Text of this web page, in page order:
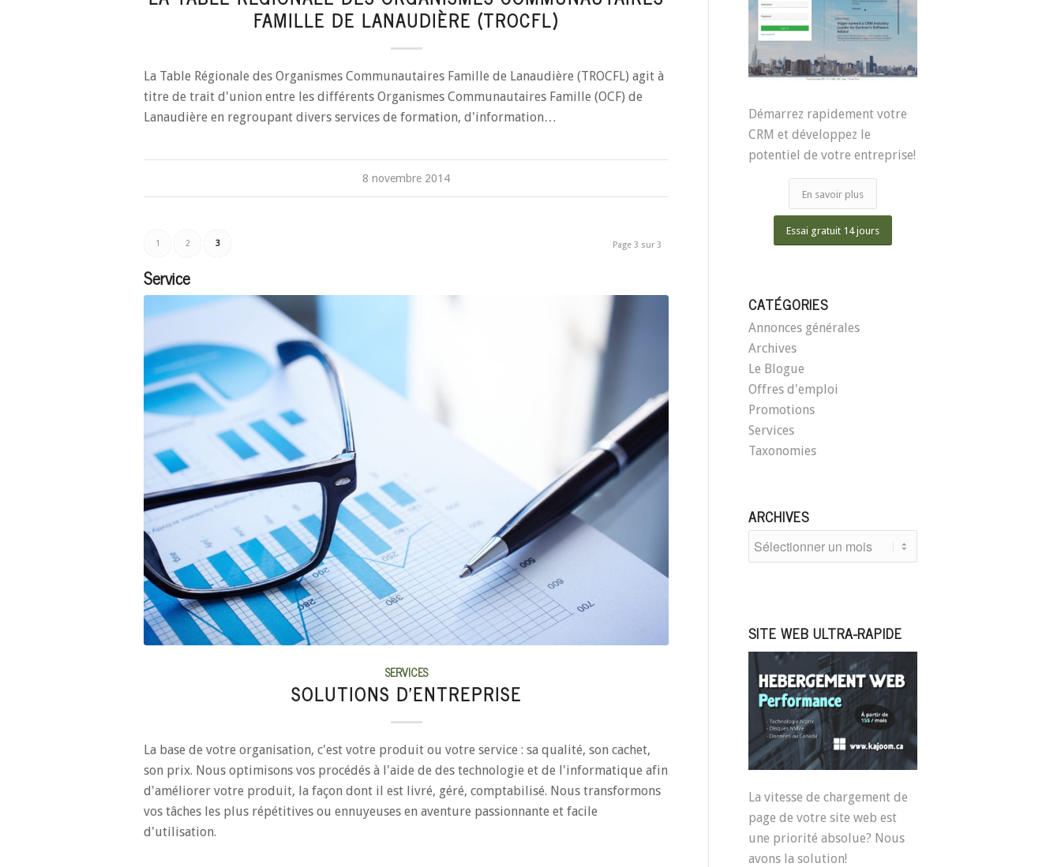
FAMILLE DE LANAUDIÈRE (TROCFL)
La Table Régionale des Organismes Communautaires Famille de Lanaudière (TROCFL) agit à
titre de trait d'union entre les différents Organismes Communautaires Famille (OCF) de
Lanaudière en regroupant divers services de formation, d'information…
8 novembre 2014
Page 3 sur 3
1 2 3
Service
SERVICES
SOLUTIONS D’ENTREPRISE
La base de votre organisation, c'est votre produit ou votre service : sa qualité, son cachet,
son prix. Nous optimisons vos procédés à l'aide de des technologie et de l'informatique afin
d'améliorer votre produit, la façon dont il est livré, géré, comptabilisé. Nous transformons
vos tâches les plus répétitives ou ennuyeuses en aventure passionnante et facile
d'utilisation.
Démarrez rapidement votre
CRM et développez le
potentiel de votre entreprise!
En savoir plus
Essai gratuit 14 jours
CATÉGORIES
Annonces générales
Archives
Le Blogue
Offres d'emploi
Promotions
Services
Taxonomies
ARCHIVES
SITE WEB ULTRA-RAPIDE
La vitesse de chargement de
page de votre site web est
une priorité absolue? Nous
avons la solution!